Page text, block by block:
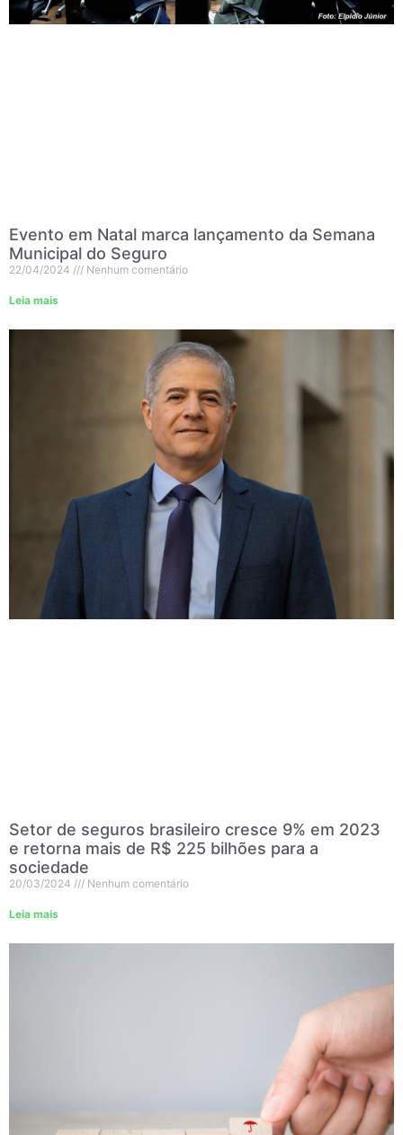
Evento em Natal marca lançamento da Semana
Municipal do Seguro
22/04/2024 Nenhum comentário
Leia mais
Setor de seguros brasileiro cresce 9% em 2023
e retorna mais de R$ 225 bilhões para a
sociedade
20/03/2024 Nenhum comentário
Leia mais